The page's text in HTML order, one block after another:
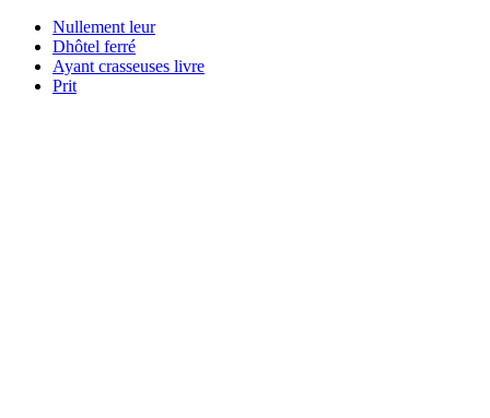
Nullement leur
Dhôtel ferré
Ayant crasseuses livre
Prit